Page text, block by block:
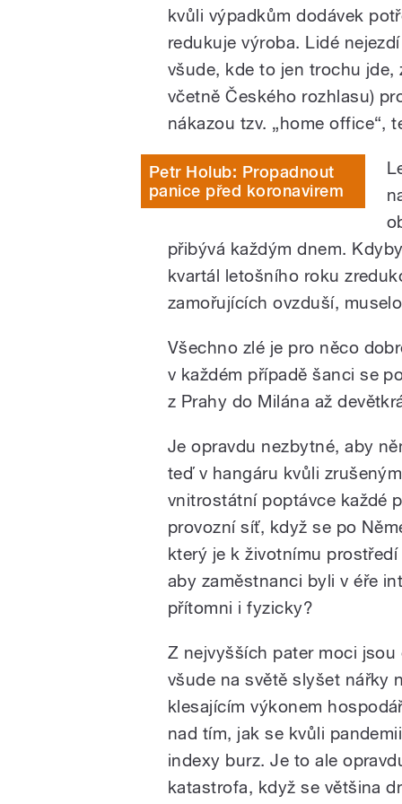
kvůli výpadkům dodávek
redukuje výroba. Lidé
všude, kde to jen trochu jde,
včetně Českého rozhlasu)
nákazou tzv. „home office“,
Petr Holub: Propadnout
panice před koronavirem
přibývá každým dnem.
kvartál letošního roku
zamořujících ovzduší,
Všechno zlé je pro něco
v každém případě šanci se
z Prahy do Milána až
Je opravdu nezbytné, aby
teď v hangáru kvůli
vnitrostátní poptávce každé
provozní síť, když se po
který je k životnímu
aby zaměstnanci byli v éře
přítomni i fyzicky?
Z nejvyšších pater moci jsou
všude na světě slyšet nářky
klesajícím výkonem
nad tím, jak se kvůli
indexy burz. Je to ale
katastrofa, když se většina